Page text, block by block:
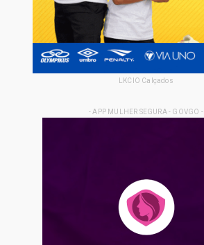
LKCIO Calçados
- APP MULHER SEGURA - GOVGO -